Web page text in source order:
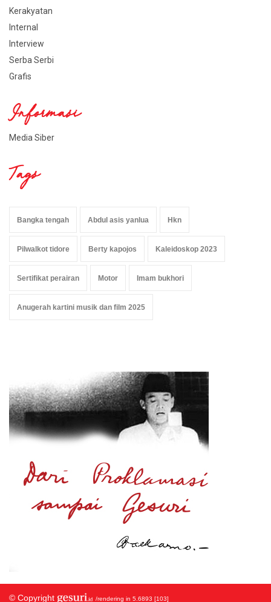
Kerakyatan
Internal
Interview
Serba Serbi
Grafis
Informasi
Media Siber
Tags
Bangka tengah Abdul asis yanlua Hkn
Pilwalkot tidore Berty kapojos Kaleidoskop 2023
Sertifikat perairan Motor Imam bukhori
Anugerah kartini musik dan film 2025
© Copyright /rendering in 5.6893 [103]